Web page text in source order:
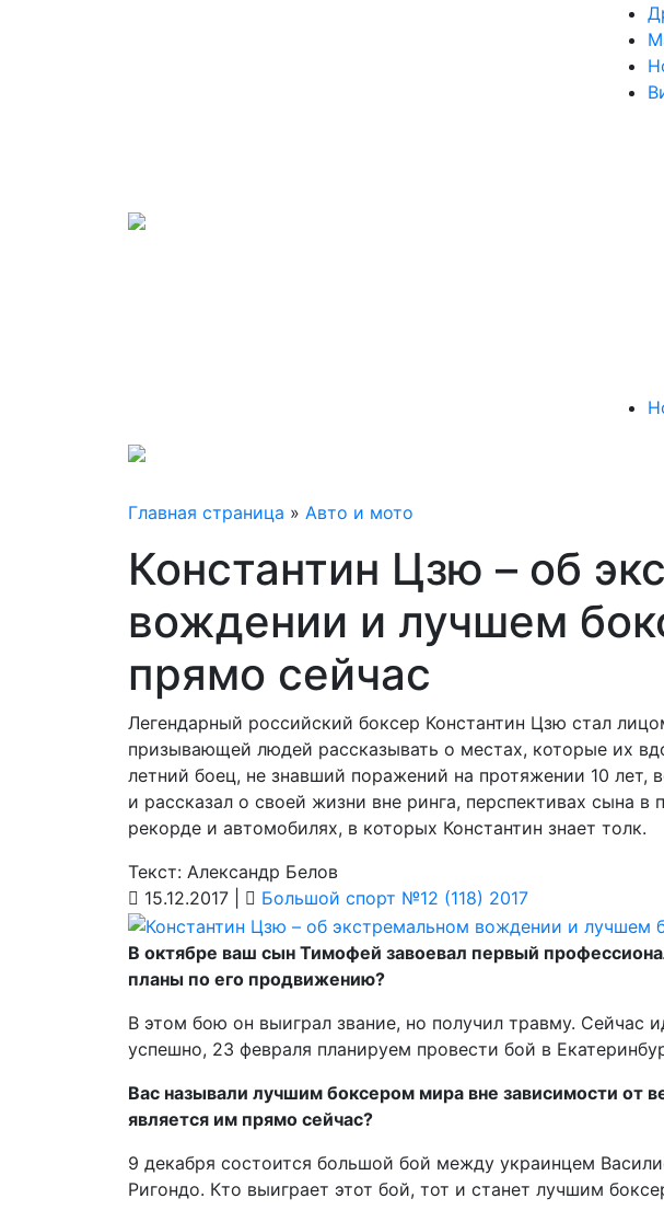
Главная страница » Авто и мото
Константин Цзю – об
вождении и лучшем
прямо сейчас
Легендарный российский боксер Константин Цзю стал
призывающей людей рассказывать о местах, которые их
летний боец, не знавший поражений на протяжении 10 лет,
и рассказал о своей жизни вне ринга, перспективах сына
рекорде и автомобилях, в которых Константин знает толк.
Текст: Александр Белов
15.12.2017 |
Большой спорт №12 (118) 2017
В октябре ваш сын Тимофей завоевал первый
планы по его продвижению?
В этом бою он выиграл звание, но получил травму. Сейчас
успешно, 23 февраля планируем провести бой в
Вас называли лучшим боксером мира вне зависимости от
является им прямо сейчас?
9 декабря состоится большой бой между украинцем
Ригондо. Кто выиграет этот бой, тот и станет лучшим